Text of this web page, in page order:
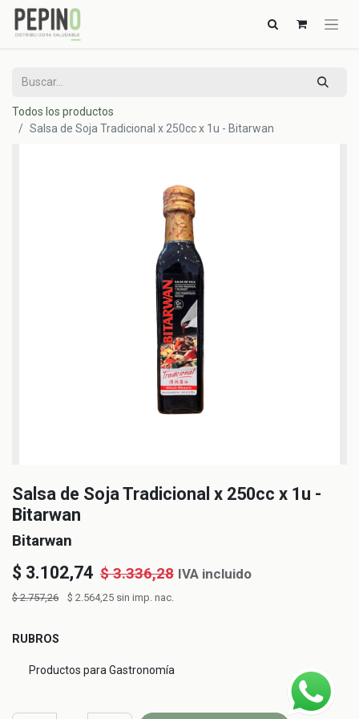
Todos los productos
Salsa de Soja Tradicional x 250cc x 1u - Bitarwan
Salsa de Soja Tradicional x 250cc x 1u -
Bitarwan
Bitarwan
$ 3.102,74 $3.336,28 IVA incluido
$2.757,26 $ 2.564,25 sin imp. nac.
RUBROS
Productos para Gastronomía